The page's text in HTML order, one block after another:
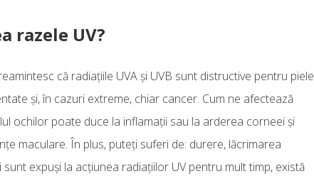
razele UV?
că radiaţiile UVA şi UVB sunt distructive pentru piele
şi, în cazuri extreme, chiar cancer. Cum ne afectează
ochilor poate duce la inflamaţii sau la arderea corneei şi
maculare. În plus, puteţi suferi de: durere, lăcrimarea
expuşi la acţiunea radiaţiilor UV pentru mult timp, există